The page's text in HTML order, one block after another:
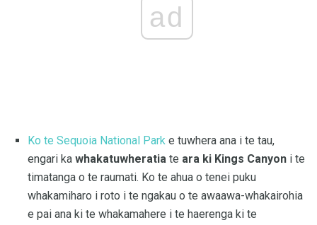
ad
Ko te Sequoia National Park e tuwhera ana i te tau,
engari ka whakatuwheratia te ara ki Kings Canyon i te
timatanga o te raumati. Ko te ahua o tenei puku
whakamiharo i roto i te ngakau o te awaawa-whakairohia
e pai ana ki te whakamahere i te haerenga ki te